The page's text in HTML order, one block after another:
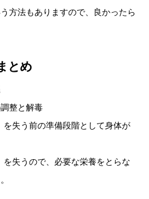
方法もありますので、良かったら
とめ
整と解毒
を失う前の準備段階として身体が
を失うので、必要な栄養をとらな